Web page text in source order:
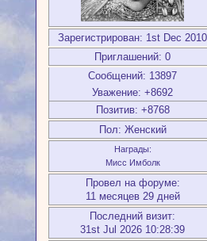
Зарегистрирован: 1st Dec 2010
Приглашений: 0
Сообщений: 13897
Уважение: +8692
Позитив: +8768
Пол: Женский
Награды:
Мисс Имболк
Провел на форуме:
11 месяцев 29 дней
Последний визит:
31st Jul 2026 10:28:39